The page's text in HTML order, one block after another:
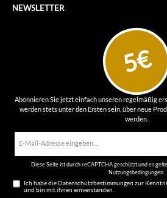
NEWSLETTER
5€
Abonnieren Sie jetzt einfach unseren regelmäßig
werden stets unter den Ersten sein, über neue
werden.
Diese Seite ist durch reCAPTCHA geschützt und es
Nutzungsbedingungen
Ich habe dieDatenschutzbestimmungen zur
und bin mit ihnen einverstanden.